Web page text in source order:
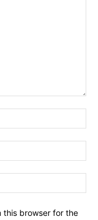
this browser for the